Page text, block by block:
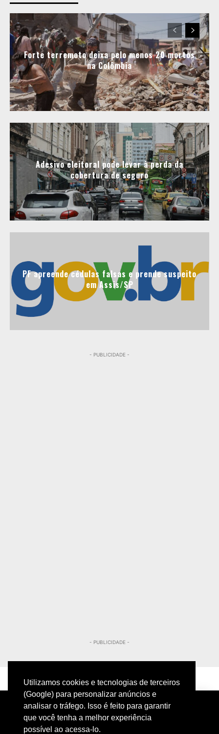
Utilizamos cookies e tecnologias de terceiros
(Google) para personalizar anúncios e
analisar o tráfego. Isso é feito para garantir
que você tenha a melhor experiência
possível ao acessa-lo.
Forte terremoto deixa pelo menos 20 mortos
na Colômbia
Adesivo eleitoral pode levar à perda da
cobertura de seguro
PF apreende cédulas falsas e prende suspeito
em Assis/SP
- PUBLICIDADE -
- PUBLICIDADE -